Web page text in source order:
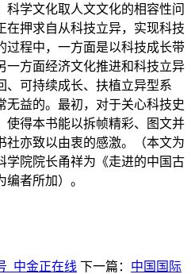
学文化取人文文化的相容性问
在押求自从科技立异，实现科技
过程中，一方面是以科技成长带
一方面经济文化推进和科技立异
、可持续成长、扶植立异型系
无益的。最初，对于关心科技史
使得本书能以拆帧精彩、图文并
社亦致以由衷的感激。（本文为
学院院长甬祥为《走进的中国古
者所加）。
_中金正在线 下一篇： 中国国际